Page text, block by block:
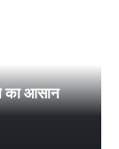
का आसान